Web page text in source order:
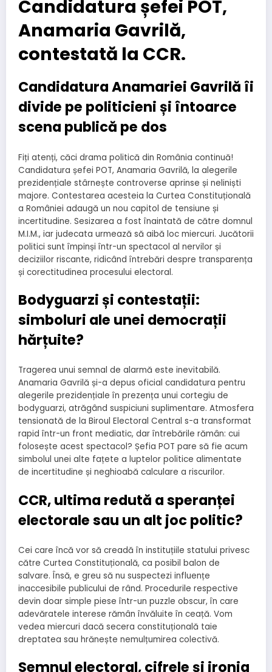
Candidatura șefei POT,
Anamaria Gavrilă,
contestată la CCR.
Candidatura Anamariei Gavrilă îi
divide pe politicieni și întoarce
scena publică pe dos
Fiți atenți, căci drama politică din România continuă!
Candidatura șefei POT, Anamaria Gavrilă, la alegerile
prezidențiale stârnește controverse aprinse și neliniști
majore. Contestarea acesteia la Curtea Constituțională
a României adaugă un nou capitol de tensiune și
incertitudine. Sesizarea a fost înaintată de către domnul
M.I.M., iar judecata urmează să aibă loc miercuri. Jucătorii
politici sunt împinși într-un spectacol al nervilor și
deciziilor riscante, ridicând întrebări despre transparența
și corectitudinea procesului electoral.
Bodyguarzi și contestații:
simboluri ale unei democrații
hărțuite?
Tragerea unui semnal de alarmă este inevitabilă.
Anamaria Gavrilă și-a depus oficial candidatura pentru
alegerile prezidențiale în prezența unui cortegiu de
bodyguarzi, atrăgând suspiciuni suplimentare. Atmosfera
tensionată de la Biroul Electoral Central s-a transformat
rapid într-un front mediatic, dar întrebările rămân: cui
folosește acest spectacol? Șefia POT pare să fie acum
simbolul unei alte fațete a luptelor politice alimentate
de incertitudine și neghioabă calculare a riscurilor.
CCR, ultima redută a speranței
electorale sau un alt joc politic?
Cei care încă vor să creadă în instituțiile statului privesc
către Curtea Constituțională, ca posibil balon de
salvare. Însă, e greu să nu suspectezi influențe
inaccesibile publicului de rând. Procedurile respective
devin doar simple piese într-un puzzle obscur, în care
adevăratele interese rămân învăluite în ceață. Vom
vedea miercuri dacă secera constituțională taie
dreptatea sau hrănește nemulțumirea colectivă.
Semnul electoral, cifrele și ironia